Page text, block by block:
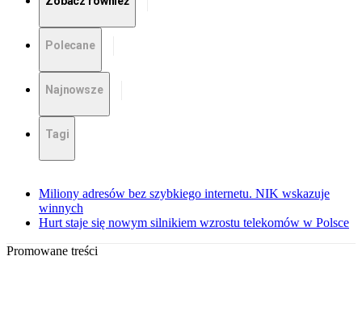
Polecane
Najnowsze
Tagi
Miliony adresów bez szybkiego internetu. NIK wskazuje
winnych
Hurt staje się nowym silnikiem wzrostu telekomów w Polsce
Promowane treści